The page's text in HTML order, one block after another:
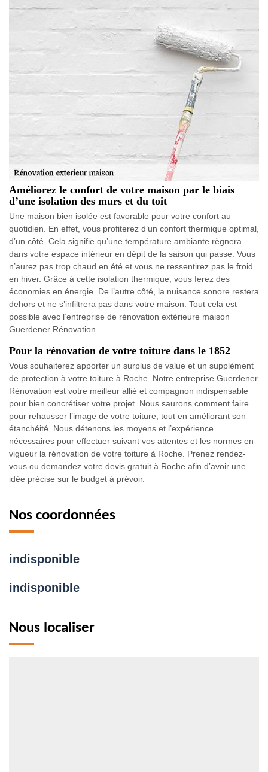
Améliorez le confort de votre maison par le biais
d’une isolation des murs et du toit
Une maison bien isolée est favorable pour votre confort au
quotidien. En effet, vous profiterez d’un confort thermique optimal,
d’un côté. Cela signifie qu’une température ambiante règnera
dans votre espace intérieur en dépit de la saison qui passe. Vous
n’aurez pas trop chaud en été et vous ne ressentirez pas le froid
en hiver. Grâce à cette isolation thermique, vous ferez des
économies en énergie. De l’autre côté, la nuisance sonore restera
dehors et ne s’infiltrera pas dans votre maison. Tout cela est
possible avec l’entreprise de rénovation extérieure maison
Guerdener Rénovation .
Pour la rénovation de votre toiture dans le 1852
Vous souhaiterez apporter un surplus de value et un supplément
de protection à votre toiture à Roche. Notre entreprise Guerdener
Rénovation est votre meilleur allié et compagnon indispensable
pour bien concrétiser votre projet. Nous saurons comment faire
pour rehausser l’image de votre toiture, tout en améliorant son
étanchéité. Nous détenons les moyens et l’expérience
nécessaires pour effectuer suivant vos attentes et les normes en
vigueur la rénovation de votre toiture à Roche. Prenez rendez-
vous ou demandez votre devis gratuit à Roche afin d’avoir une
idée précise sur le budget à prévoir.
Nos coordonnées
indisponible
indisponible
Nous localiser